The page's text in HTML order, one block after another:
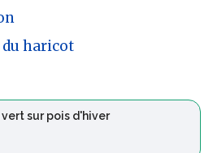
haricot
vert sur pois d'hiver